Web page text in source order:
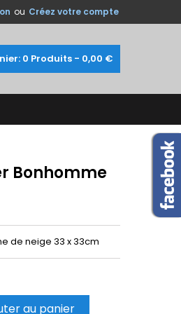
ou Créez votre compte
0 Produits - 0,00 €
Bonhomme
de neige 33 x 33cm
au panier